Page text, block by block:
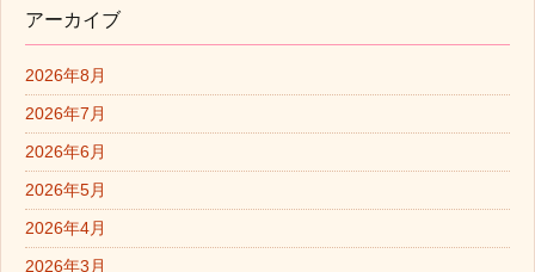
アーカイブ
2026年8月
2026年7月
2026年6月
2026年5月
2026年4月
2026年3月